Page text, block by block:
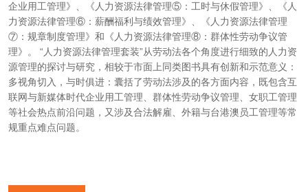
企业用工管理》、《人力资源法律管理⑤：工时与休假管理》、《人
力资源法律管理⑥：薪酬福利与绩效管理》、《人力资源法律管理
⑦：规章制度管理》和《人力资源法律管理⑧：群体性劳动争议管
理》。 “人力资源法律管理套装”从劳动法各个角度进行细致的人力资
源管理的探讨与研究，相较于市面上同类图书具有创新和示范意义：
多视角切入，与时俱进：囊括了劳动法涉及的各方面内容，既包含互
联网与新媒体时代企业用工管理、群体性劳动争议管理、女职工管理
等社会热点前沿问题，又涉及合法解雇、外籍与台港澳员工管理等常
规重点难点问题。